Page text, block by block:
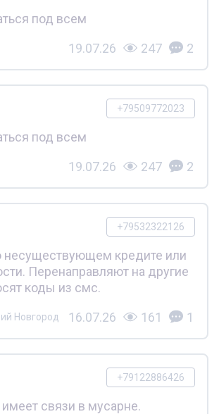
под всем
19.07.26 247 2
+79509772023
под всем
19.07.26 247 2
+79532322126
кредите или
Перенаправляют на другие
коды из смс.
Новгород 16.07.26 161 1
+79122886426
связи в мусарне.